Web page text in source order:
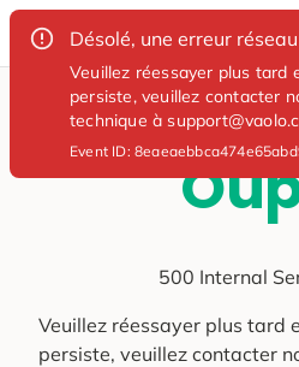
Désolé, une erreur
Veuillez réessayer plus tard
persiste, veuillez contacter
technique à
Event ID:
500 Internal
Veuillez réessayer plus tard
persiste, veuillez contacter